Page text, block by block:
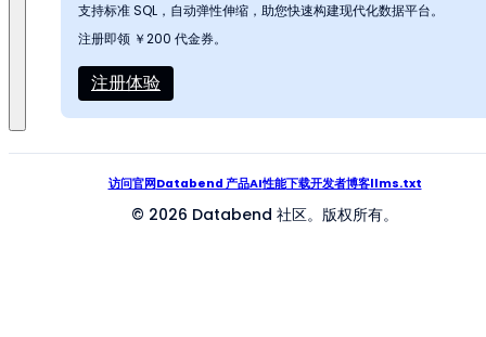
支持标准 SQL，自动弹性伸缩，助您快速构建现代化数据平台。
注册即领 ￥200 代金券。
注册体验
访问官网 Databend 产品AI性能下载开发者博客llms.txt
© 2026 Databend 社区。版权所有。